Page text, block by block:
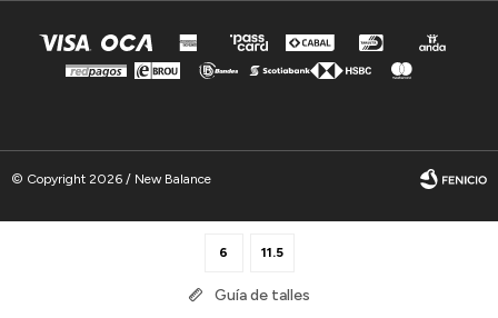
6 11.5
Guía de talles
© Copyright 2026 / New Balance